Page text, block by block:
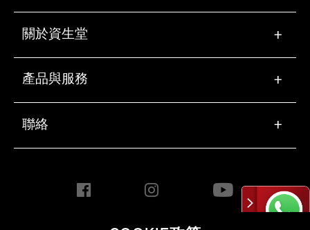
關於資生堂 +
產品與服務 +
聯絡 +